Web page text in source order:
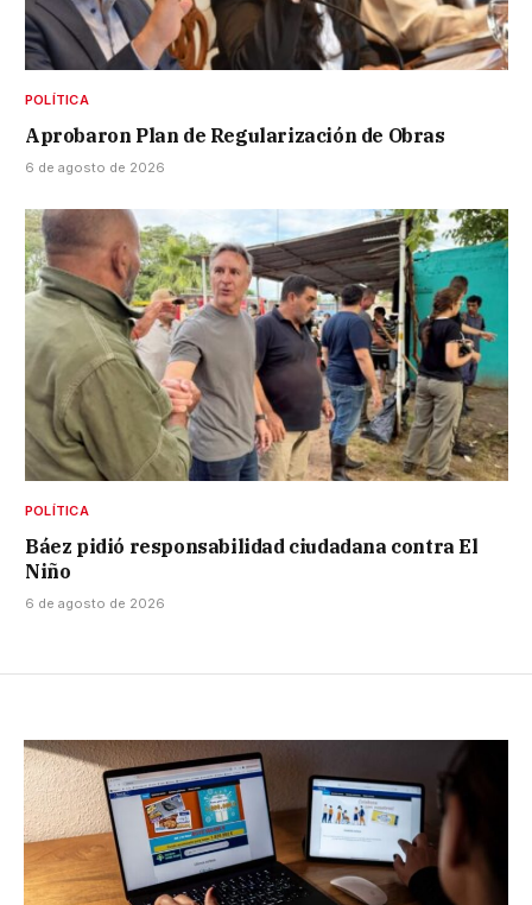
POLÍTICA
Aprobaron Plan de Regularización de Obras
6 de agosto de 2026
POLÍTICA
Báez pidió responsabilidad ciudadana contra El
Niño
6 de agosto de 2026